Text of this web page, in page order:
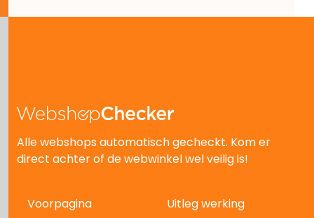
Alle webshops automatisch gecheckt. Kom er
direct achter of de webwinkel wel veilig is!
Voorpagina
Uitleg werking